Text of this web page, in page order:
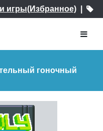
игры(Избранное)|
гоночный